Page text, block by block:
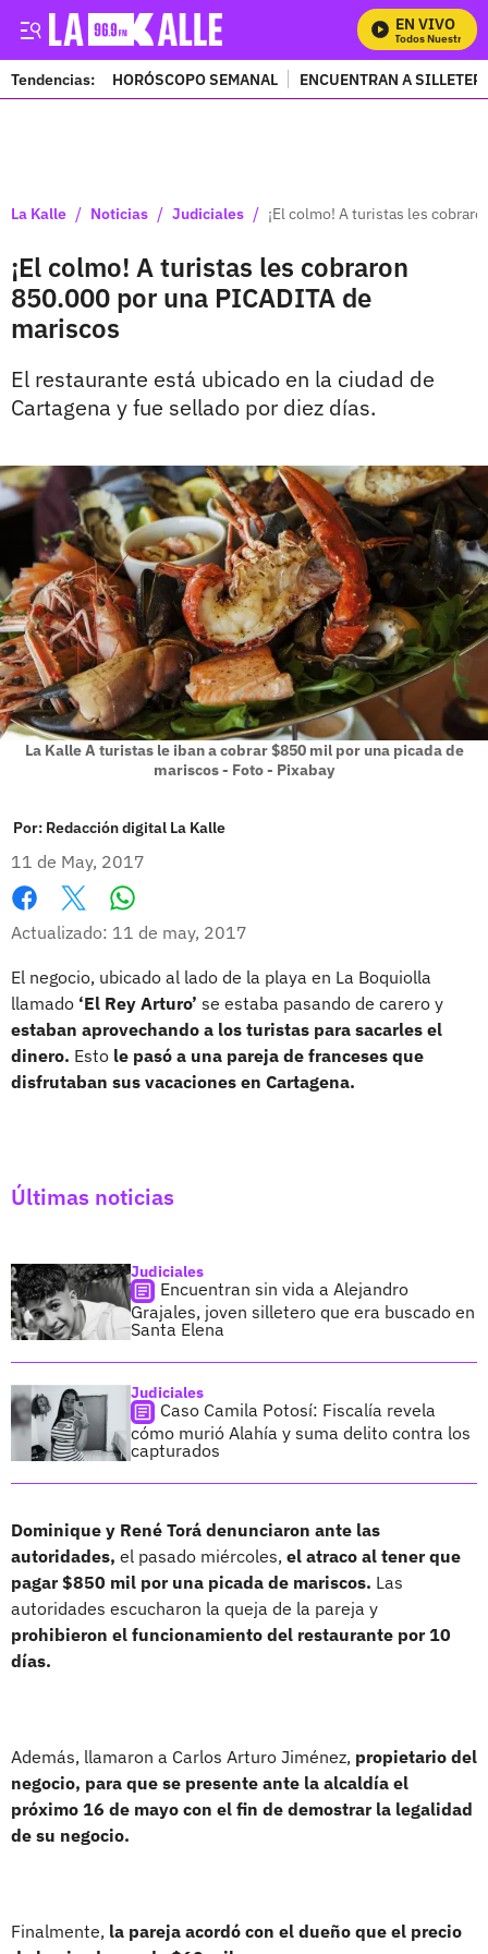
EN VIVO
Mira Todos Nuestros
Tendencias: HORÓSCOPO SEMANAL ENCUENTRAN A
La Kalle / Noticias / Judiciales / ¡El colmo! A turistas les
¡El colmo! A turistas les cobraron
850.000 por una PICADITA de
mariscos
El restaurante está ubicado en la ciudad de
Cartagena y fue sellado por diez días.
La Kalle A turistas le iban a cobrar $850 mil por una picada de
mariscos - Foto - Pixabay
Por: Redacción digital La Kalle
11 de May, 2017
Facebook
X
Actualizado: 11 de may, 2017
El negocio, ubicado al lado de la playa en La Boquiolla
llamado ‘El Rey Arturo’ se estaba pasando de carero y
estaban aprovechando a los turistas para sacarles el
dinero. Esto le pasó a una pareja de franceses que
disfrutaban sus vacaciones en Cartagena.
Últimas noticias
Judiciales
Encuentran sin vida a Alejandro
Grajales, joven silletero que era buscado en
Santa Elena
Judiciales
Caso Camila Potosí: Fiscalía revela
cómo murió Alahía y suma delito contra los
capturados
Dominique y René Torá denunciaron ante las
autoridades, el pasado miércoles, el atraco al tener que
pagar $850 mil por una picada de mariscos. Las
autoridades escucharon la queja de la pareja y
prohibieron el funcionamiento del restaurante por 10
días.
Además, llamaron a Carlos Arturo Jiménez, propietario del
negocio, para que se presente ante la alcaldía el
próximo 16 de mayo con el fin de demostrar la legalidad
de su negocio.
Finalmente, la pareja acordó con el dueño que el precio